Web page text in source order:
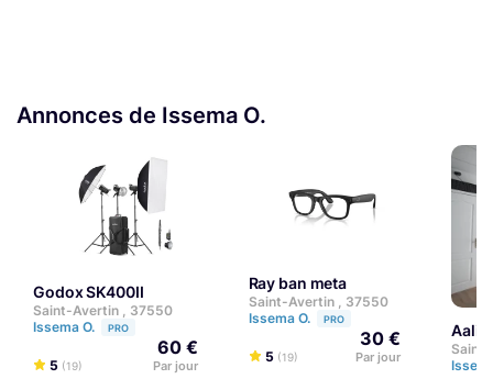
Annonces de Issema O.
Godox SK400II
Saint-Avertin , 37550
Issema O.
PRO
5 (19)
60 €
Par jour
Ray ban meta
Saint-Avertin , 37550
Issema O.
PRO
5 (19)
30 €
Par jour